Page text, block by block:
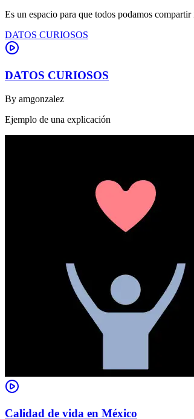
Es un espacio para que todos podamos
DATOS CURIOSOS
DATOS CURIOSOS
By amgonzalez
Ejemplo de una explicación
Calidad de vida en México